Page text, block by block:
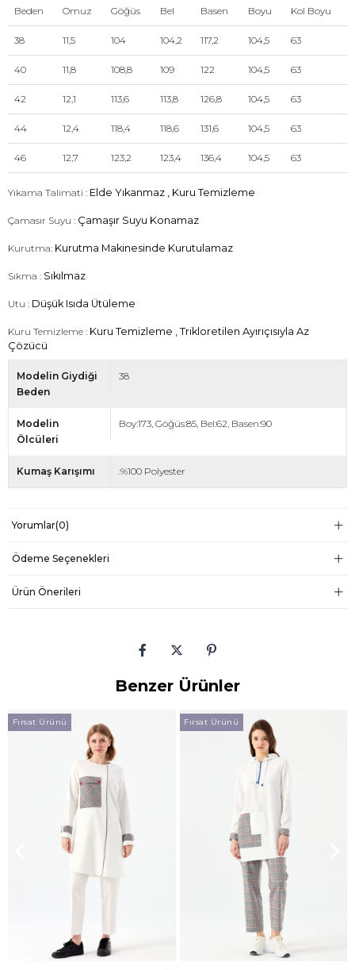
Beden
Omuz Göğüs Bel Basen Boyu Kol Boyu
38 11,5 104 104,2 117,2 104,5 63
40 11,8 108,8 109 122 104,5 63
42 12,1 113,6 113,8 126,8 104,5 63
44 12,4 118,4 118,6 131,6 104,5 63
46 12,7 123,2 123,4 136,4 104,5 63
Yıkama Talimati : Elde Yıkanmaz , Kuru Temizleme
Çamasır Suyu : Çamaşır Suyu Konamaz
Kurutma: Kurutma Makinesinde Kurutulamaz
Sıkma : Sıkılmaz
Utu : Düşük Isıda Ütüleme
Kuru Temizleme : Kuru Temizleme , Trikloretilen Ayırıçısıyla Az
Çözücü
Modelin Giydiği
Beden
38
Modelin
Ölcüleri
Boy:173, Göğüs:85, Bel:62, Basen:90
Kumaş Karışımı :%100 Polyester
Yorumlar(0)
Ödeme Seçenekleri
Ürün Önerileri
Benzer Ürünler
Fırsat Ürünü Fırsat Ürünü